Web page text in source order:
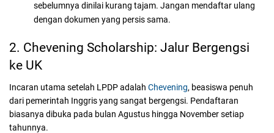
sebelumnya dinilai kurang tajam. Jangan mendaftar ulang
dengan dokumen yang persis sama.
2. Chevening Scholarship: Jalur Bergengsi
ke UK
Incaran utama setelah LPDP adalah Chevening, beasiswa penuh
dari pemerintah Inggris yang sangat bergengsi. Pendaftaran
biasanya dibuka pada bulan Agustus hingga November setiap
tahunnya.